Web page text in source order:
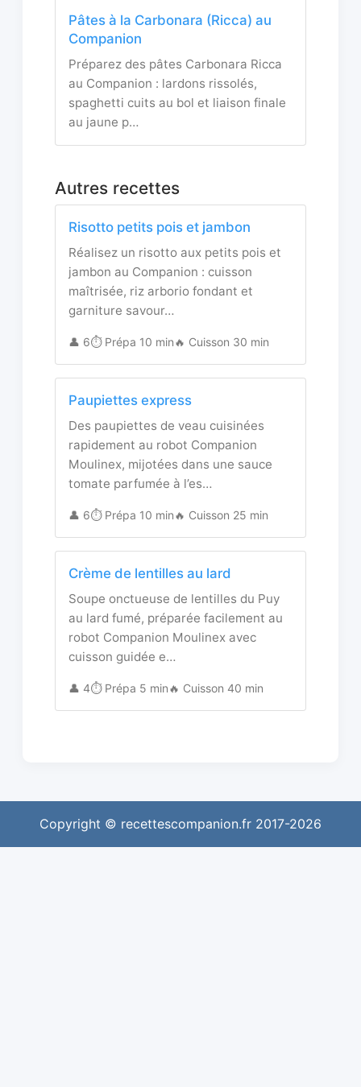
Pâtes à la Carbonara (Ricca) au
Companion
Préparez des pâtes Carbonara Ricca
au Companion : lardons rissolés,
spaghetti cuits au bol et liaison finale
au jaune p…
Autres recettes
Risotto petits pois et jambon
Réalisez un risotto aux petits pois et
jambon au Companion : cuisson
maîtrisée, riz arborio fondant et
garniture savour…
👤 6⏱️ Prépa 10 min🔥 Cuisson 30 min
Paupiettes express
Des paupiettes de veau cuisinées
rapidement au robot Companion
Moulinex, mijotées dans une sauce
tomate parfumée à l’es…
👤 6⏱️ Prépa 10 min🔥 Cuisson 25 min
Crème de lentilles au lard
Soupe onctueuse de lentilles du Puy
au lard fumé, préparée facilement au
robot Companion Moulinex avec
cuisson guidée e…
👤 4⏱️ Prépa 5 min🔥 Cuisson 40 min
Copyright © recettescompanion.fr 2017-2026